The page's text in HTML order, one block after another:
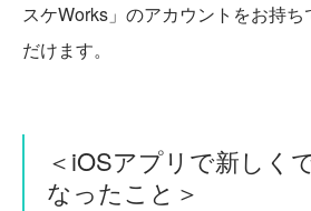
スケWorks」のアカウントをお持
だけます。
＜iOSアプリで新しく
なったこと＞